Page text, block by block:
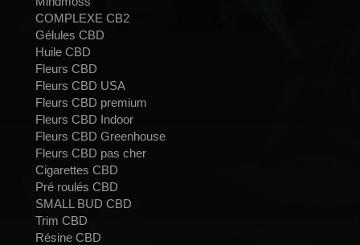
COMPLEXE CB2
Gélules CBD
Huile CBD
Fleurs CBD
Fleurs CBD USA
Fleurs CBD premium
Fleurs CBD Indoor
Fleurs CBD Greenhouse
Fleurs CBD pas cher
Cigarettes CBD
Pré roulés CBD
SMALL BUD CBD
Trim CBD
Résine CBD